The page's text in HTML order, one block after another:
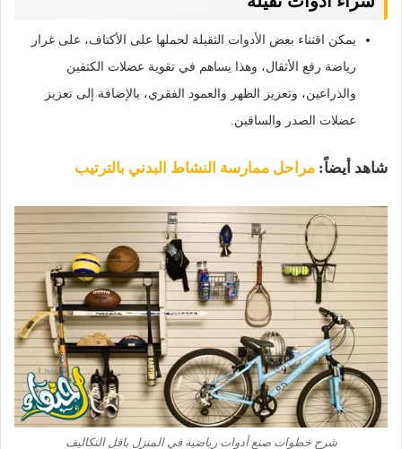
يمكن اقتناء بعض الأدوات الثقيلة لحملها على الأكتاف، على غرار
رياضة رفع الأثقال، وهذا يساهم في تقوية عضلات الكتفين
والذراعين، وتعزيز الظهر والعمود الفقري، بالإضافة إلى تعزيز
عضلات الصدر والساقين.
شاهد أيضاً: مراحل ممارسة النشاط البدني بالترتيب
شرح خطوات صنع أدوات رياضية في المنزل باقل التكاليف